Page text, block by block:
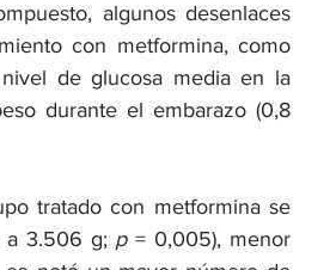
algunos desenlaces
con metformina, como
de glucosa media en la
durante el embarazo (0,8
tratado con metformina se
a 3.506 g; p = 0,005), menor